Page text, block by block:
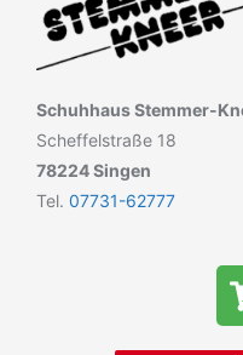
Schuhhaus Stemmer-
Scheffelstraße 18
78224 Singen
Tel. 07731-62777